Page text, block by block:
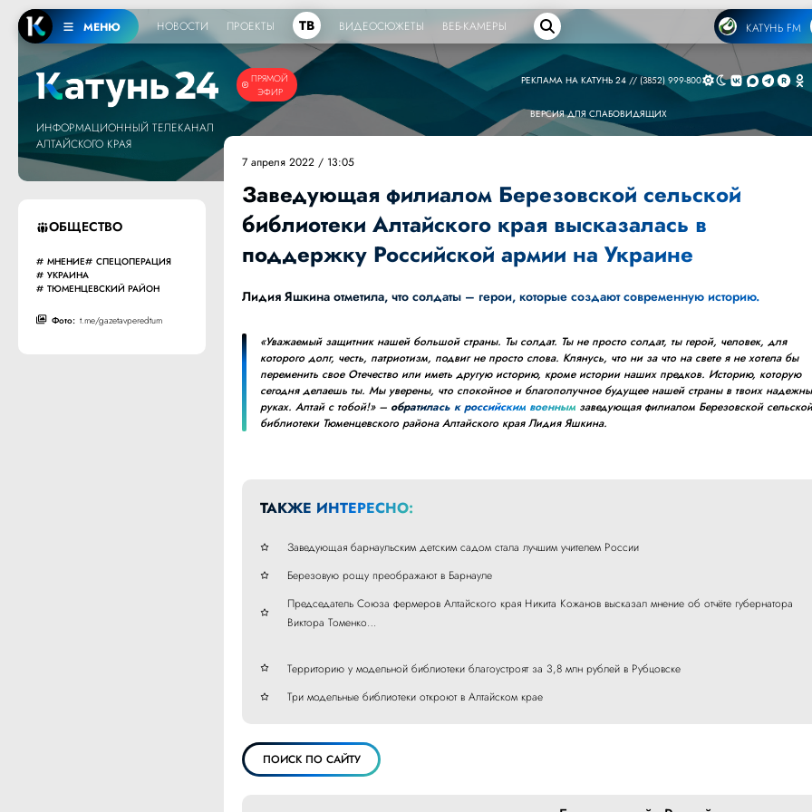
МЕНЮ НОВОСТИ ПРОЕКТЫ ТВ ВИДЕОСЮЖЕТЫ ВЕБ-КАМЕРЫ КАТУНЬ FM
ПРЯМОЙ
ЭФИР
ИНФОРМАЦИОННЫЙ ТЕЛЕКАНАЛ
АЛТАЙСКОГО КРАЯ
РЕКЛАМА НА КАТУНЬ 24 // (3852) 999-800
ВЕРСИЯ ДЛЯ СЛАБОВИДЯЩИХ
ОБЩЕСТВО
МНЕНИЕ
СПЕЦОПЕРАЦИЯ
УКРАИНА
ТЮМЕНЦЕВСКИЙ РАЙОН
Фото: t.me/gazetavperedtum
7 апреля 2022 / 13:05
Заведующая филиалом Березовской сельской
библиотеки Алтайского края высказалась в
поддержку Российской армии на Украине
Лидия Яшкина отметила, что солдаты – герои, которые создают современную историю.
«Уважаемый защитник нашей большой страны. Ты солдат. Ты не просто солдат, ты герой, человек, для
которого долг, честь, патриотизм, подвиг не просто слова. Клянусь, что ни за что на свете я не хотела бы
переменить свое Отечество или иметь другую историю, кроме истории наших предков. Историю, которую
сегодня делаешь ты. Мы уверены, что спокойное и благополучное будущее нашей страны в твоих
руках. Алтай с тобой!» – обратилась к российским военным заведующая филиалом Березовской
библиотеки Тюменцевского района Алтайского края Лидия Яшкина.
ТАКЖЕ ИНТЕРЕСНО:
Заведующая барнаульским детским садом стала лучшим учителем России
Березовую рощу преображают в Барнауле
Председатель Союза фермеров Алтайского края Никита Кожанов высказал мнение об отчёте губернатора
Виктора Томенко…
Территорию у модельной библиотеки благоустроят за 3,8 млн рублей в Рубцовске
Три модельные библиотеки откроют в Алтайском крае
ПОИСК ПО САЙТУ